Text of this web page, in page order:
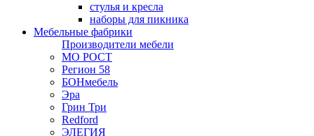
стулья и кресла
наборы для пикника
Мебельные фабрики
Производители мебели
МО РОСТ
Регион 58
БОНмебель
Эра
Грин Три
Redford
ЭЛЕГИЯ